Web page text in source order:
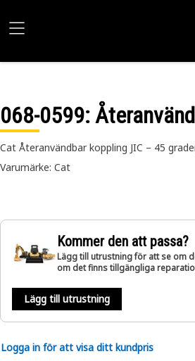
068-0599:
Cat Återanvändbar koppling JIC – 45
Varumärke: Cat
Kommer den att passa?
Lägg till utrustning för att se om
om det finns tillgängliga
Lägg till utrustning
Logga in för att visa ditt kundpris